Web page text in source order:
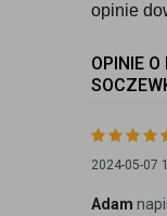
opinie
OPINIE
2024-05-07
Adam